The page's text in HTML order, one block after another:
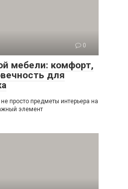
0
мебели: комфорт,
для
просто предметы интерьера на
элемент